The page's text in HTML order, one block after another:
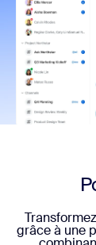
grâce à une